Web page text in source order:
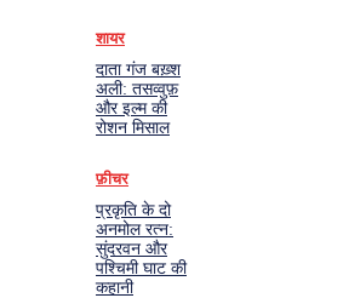
शायर
दाता गंज बख़्श
अली: तसव्वुफ़
और इल्म की
रोशन मिसाल
फ़ीचर
प्रकृति के दो
अनमोल रत्न:
सुंदरवन और
पश्चिमी घाट की
कहानी